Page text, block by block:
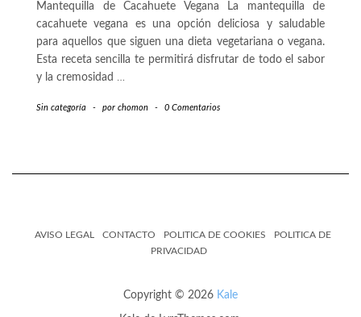
Mantequilla de Cacahuete Vegana La mantequilla de
cacahuete vegana es una opción deliciosa y saludable
para aquellos que siguen una dieta vegetariana o vegana.
Esta receta sencilla te permitirá disfrutar de todo el sabor
y la cremosidad …
Sin categoría - por chomon - 0 Comentarios
AVISO LEGAL CONTACTO POLITICA DE COOKIES
POLITICA DE
PRIVACIDAD
Copyright © 2026 Kale